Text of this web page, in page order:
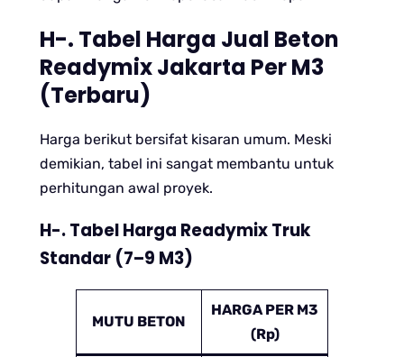
H-. Tabel Harga Jual Beton
Readymix Jakarta Per M3
(Terbaru)
Harga berikut bersifat kisaran umum. Meski
demikian, tabel ini sangat membantu untuk
perhitungan awal proyek.
H-. Tabel Harga Readymix Truk
Standar (7–9 M3)
MUTU BETON
HARGA PER M3
(Rp)